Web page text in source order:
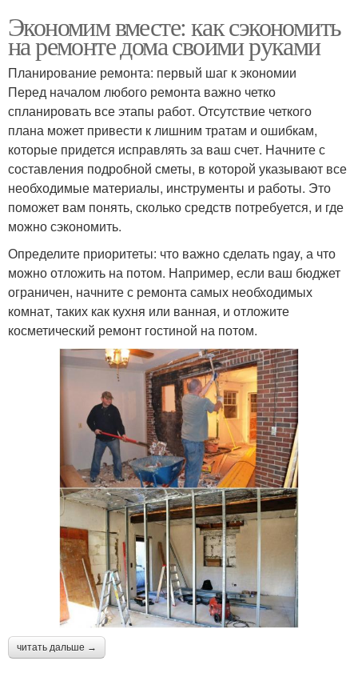
Экономим вместе: как сэкономить
на ремонте дома своими руками
Планирование ремонта: первый шаг к экономии
Перед началом любого ремонта важно четко
спланировать все этапы работ. Отсутствие четкого
плана может привести к лишним тратам и ошибкам,
которые придется исправлять за ваш счет. Начните с
составления подробной сметы, в которой указывают все
необходимые материалы, инструменты и работы. Это
поможет вам понять, сколько средств потребуется, и где
можно сэкономить.
Определите приоритеты: что важно сделать ngay, а что
можно отложить на потом. Например, если ваш бюджет
ограничен, начните с ремонта самых необходимых
комнат, таких как кухня или ванная, и отложите
косметический ремонт гостиной на потом.
читать дальше →